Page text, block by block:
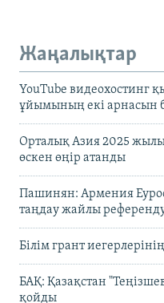
Жаңалықтар
YouTube видеохостинг
ұйымының екі арнасын
Орталық Азия 2025
өскен өңір атанды
Пашинян: Армения
таңдау жайлы
Білім грант
БАҚ: Қазақстан
қойды